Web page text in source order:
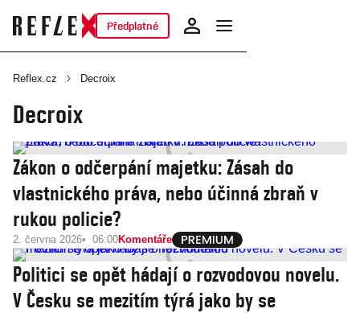
Předplatné
Reflex.cz Decroix
Decroix
Zákon o odčerpání majetku: Zásah do
vlastnického práva, nebo účinná zbraň v
rukou policie?
2. června 2026 06:00Komentáře
Politici se opět hádají o rozvodovou novelu.
V Česku se mezitím týrá jako by se